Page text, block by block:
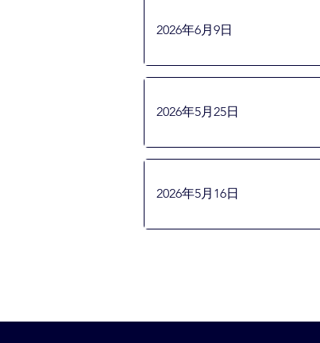
2026年6月9日
2026年5月25日
2026年5月16日